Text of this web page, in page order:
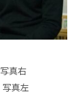
真右
真左